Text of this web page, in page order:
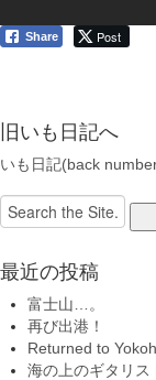
Share Post
旧いも日記へ
いも日記(back
Search
for:
最近の投稿
富士山…。
再び出港！
Returned to
海の上のギタリス